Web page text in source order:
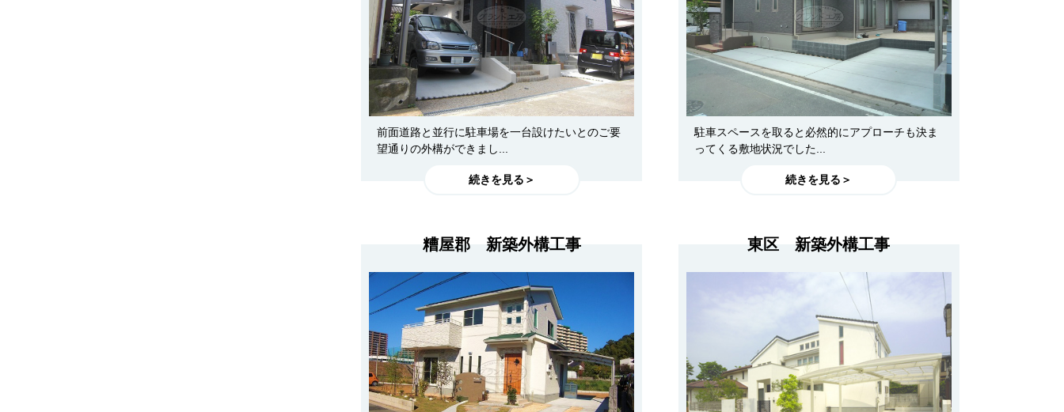
前面道路と並行に駐車場を一台設けたいとのご要
望通りの外構ができまし...
続きを見る＞
駐車スペースを取ると必然的にアプローチも決ま
ってくる敷地状況でした...
続きを見る＞
糟屋郡 新築外構工事 東区 新築外構工事